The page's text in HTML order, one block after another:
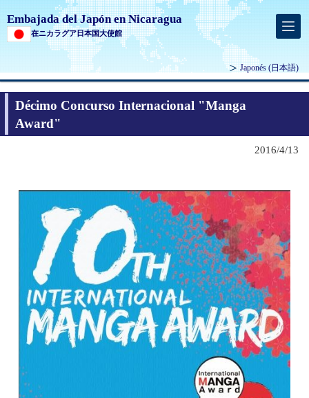
Embajada del Japón en Nicaragua
在ニカラグア日本国大使館
Japonés (日本語)
Décimo Concurso Internacional "Manga
Award"
2016/4/13